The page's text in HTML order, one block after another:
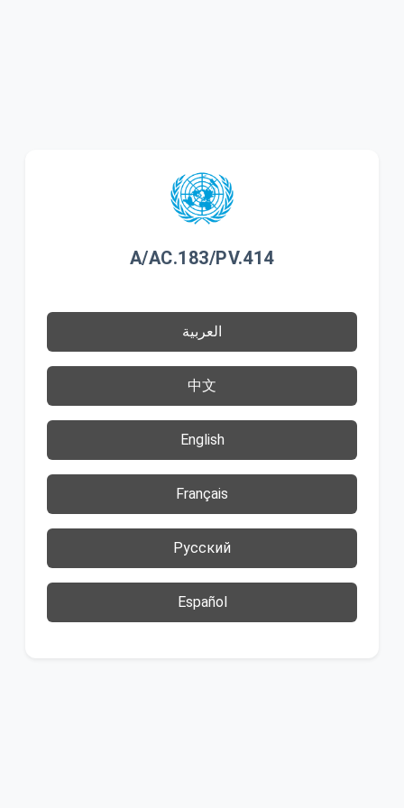
A/AC.183/PV.414
العربية
中文
English
Français
Русский
Español